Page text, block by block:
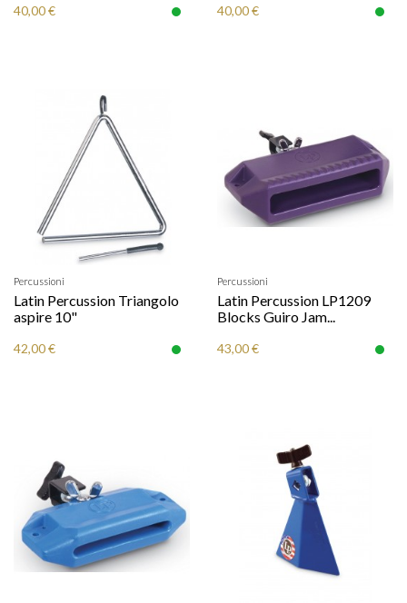
40,00 € 40,00 €
Percussioni
Latin Percussion Triangolo
aspire 10"
42,00 €
Percussioni
Latin Percussion LP1209
Blocks Guiro Jam...
43,00 €